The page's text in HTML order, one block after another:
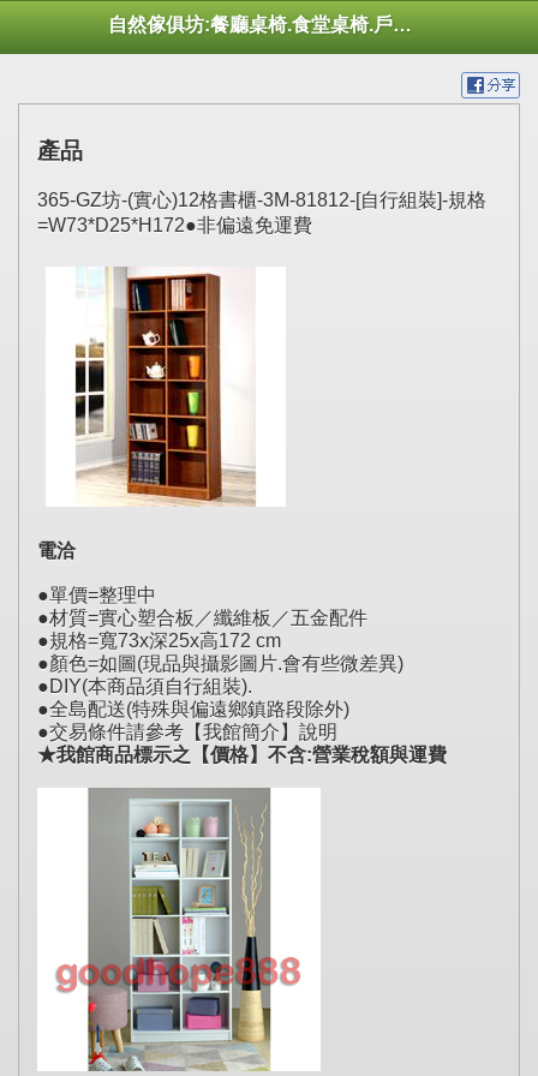
自然傢俱坊:餐廳桌椅.食堂桌椅.戶外桌椅.休閒桌椅.幼托桌椅.庭院市集陽傘
產品
365-GZ坊-(實心)12格書櫃-3M-81812-[自行組裝]-規格
=W73*D25*H172●非偏遠免運費
電洽
●單價=整理中
●材質=實心塑合板／纖維板／五金配件
●規格=寬73x深25x高172 cm
●顏色=如圖(現品與攝影圖片.會有些微差異)
●DIY(本商品須自行組裝).
●全島配送(特殊與偏遠鄉鎮路段除外)
●交易條件請參考【我館簡介】說明
★我館商品標示之【價格】不含:營業稅額與運費